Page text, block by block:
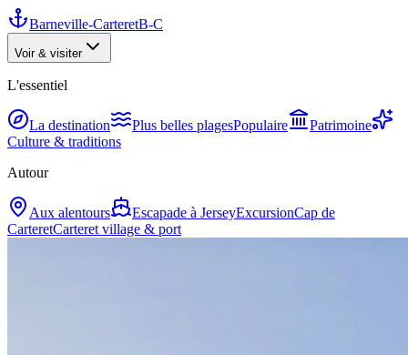
Barneville-CarteretB-C
Voir & visiter
L'essentiel
La destination Plus belles plagesPopulaire
Patrimoine
Culture & traditions
Autour
Aux alentours Escapade à JerseyExcursionCap de
CarteretCarteret village & port